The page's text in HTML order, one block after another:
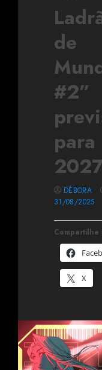
de
#2”
para
Compartilhe
X
DÉBORA
31/08/2025